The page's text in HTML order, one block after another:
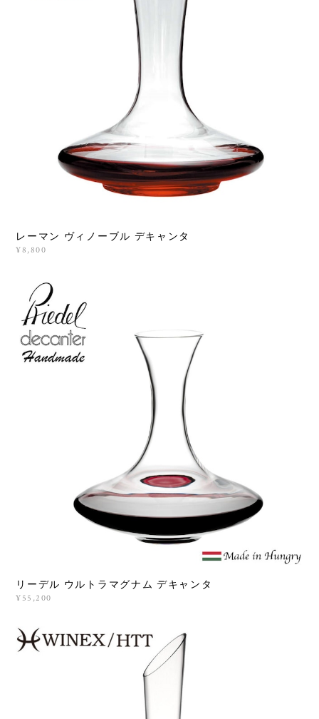
レーマン ヴィノーブル デキャンタ
¥8,800
リーデル ウルトラマグナム デキャンタ
¥55,200